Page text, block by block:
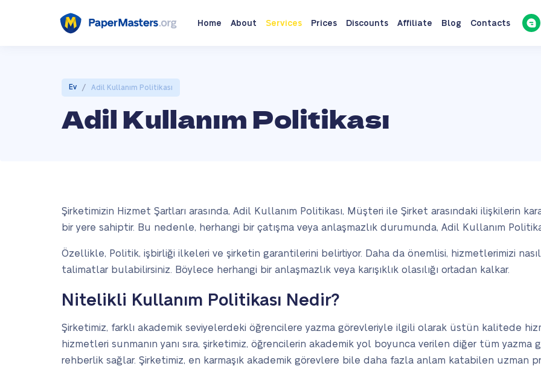
Home About Services Prices Discounts Affiliate Blog Contacts
Ev / Adil Kullanım Politikası
Adil Kullanım Politikası
Şirketimizin Hizmet Şartları arasında, Adil Kullanım Politikası, Müşteri ile Şirket arasındaki ilişkilerin
bir yere sahiptir. Bu nedenle, herhangi bir çatışma veya anlaşmazlık durumunda, Adil Kullanım
Özellikle, Politik, işbirliği ilkeleri ve şirketin garantilerini belirtiyor. Daha da önemlisi, hizmetlerimizi nasıl
talimatlar bulabilirsiniz. Böylece herhangi bir anlaşmazlık veya karışıklık olasılığı ortadan kalkar.
Nitelikli Kullanım Politikası Nedir?
Şirketimiz, farklı akademik seviyelerdeki öğrencilere yazma görevleriyle ilgili olarak üstün kalitede
hizmetleri sunmanın yanı sıra, şirketimiz, öğrencilerin akademik yol boyunca verilen diğer tüm
rehberlik sağlar. Şirketimiz, en karmaşık akademik görevlere bile daha fazla anlam katabilen uzman